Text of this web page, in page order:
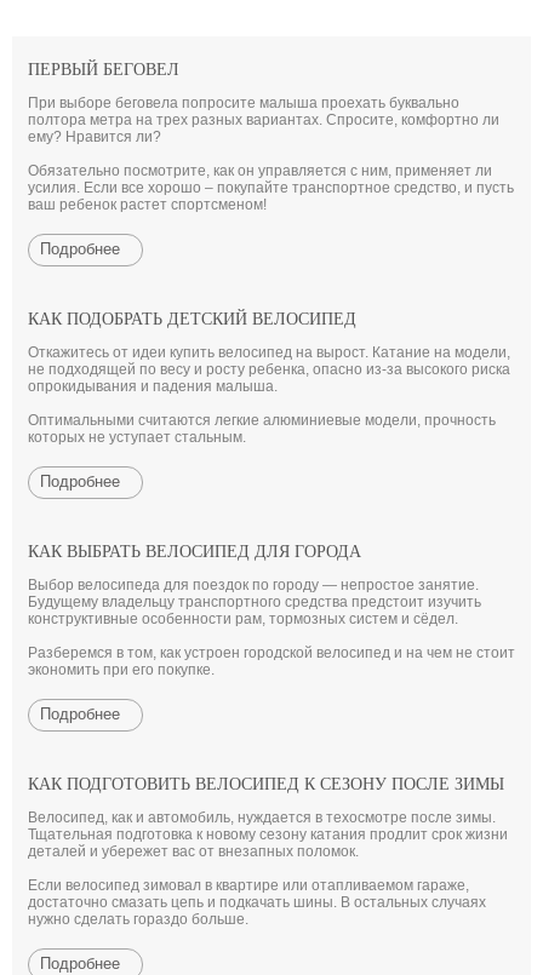
ПЕРВЫЙ БЕГОВЕЛ
При выборе беговела попросите малыша проехать буквально
полтора метра на трех разных вариантах. Спросите, комфортно ли
ему? Нравится ли?
Обязательно посмотрите, как он управляется с ним, применяет ли
усилия. Если все хорошо – покупайте транспортное средство, и пусть
ваш ребенок растет спортсменом!
Подробнее
КАК ПОДОБРАТЬ ДЕТСКИЙ ВЕЛОСИПЕД
Откажитесь от идеи купить велосипед на вырост. Катание на модели,
не подходящей по весу и росту ребенка, опасно из-за высокого риска
опрокидывания и падения малыша.
Оптимальными считаются легкие алюминиевые модели, прочность
которых не уступает стальным.
Подробнее
КАК ВЫБРАТЬ ВЕЛОСИПЕД ДЛЯ ГОРОДА
Выбор велосипеда для поездок по городу — непростое занятие.
Будущему владельцу транспортного средства предстоит изучить
конструктивные особенности рам, тормозных систем и сёдел.
Разберемся в том, как устроен городской велосипед и на чем не стоит
экономить при его покупке.
Подробнее
КАК ПОДГОТОВИТЬ ВЕЛОСИПЕД К СЕЗОНУ ПОСЛЕ ЗИМЫ
Велосипед, как и автомобиль, нуждается в техосмотре после зимы.
Тщательная подготовка к новому сезону катания продлит срок жизни
деталей и убережет вас от внезапных поломок.
Если велосипед зимовал в квартире или отапливаемом гараже,
достаточно смазать цепь и подкачать шины. В остальных случаях
нужно сделать гораздо больше.
Подробнее